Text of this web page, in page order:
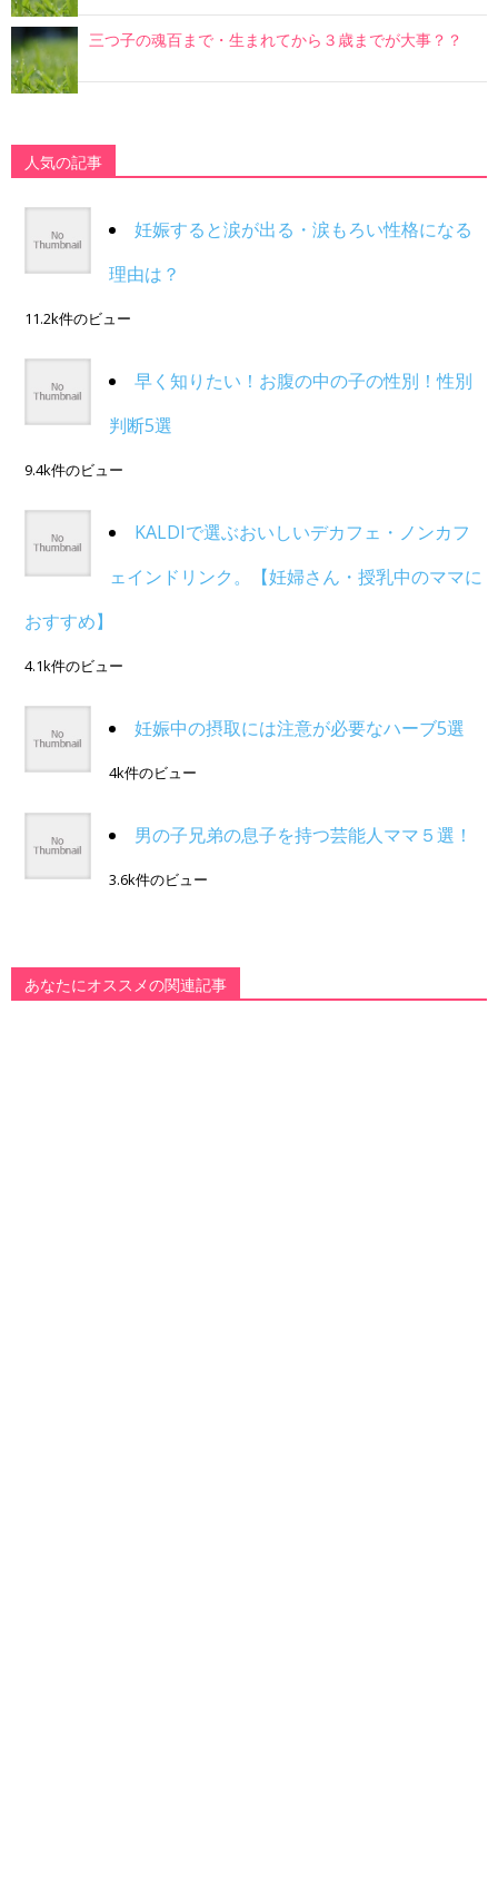
三つ子の魂百まで・生まれてから３歳までが大事？？
人気の記事
妊娠すると涙が出る・涙もろい性格になる
理由は？
11.2k件のビュー
早く知りたい！お腹の中の子の性別！性別
判断5選
9.4k件のビュー
KALDIで選ぶおいしいデカフェ・ノンカフ
ェインドリンク。【妊婦さん・授乳中のママに
おすすめ】
4.1k件のビュー
妊娠中の摂取には注意が必要なハーブ5選
4k件のビュー
男の子兄弟の息子を持つ芸能人ママ５選！
3.6k件のビュー
あなたにオススメの関連記事